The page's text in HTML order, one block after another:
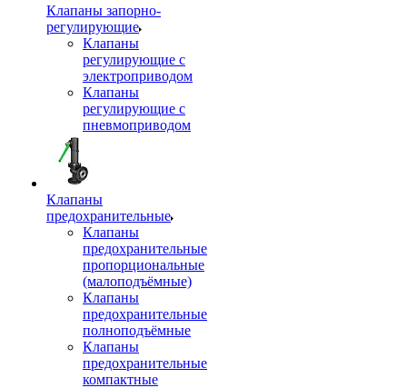
Клапаны запорно-
регулирующие
Клапаны
регулирующие с
электроприводом
Клапаны
регулирующие с
пневмоприводом
Клапаны
предохранительные
Клапаны
предохранительные
пропорциональные
(малоподъёмные)
Клапаны
предохранительные
полноподъёмные
Клапаны
предохранительные
компактные